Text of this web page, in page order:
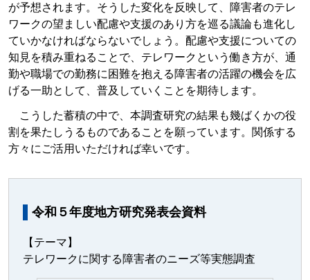
が予想されます。そうした変化を反映して、障害者のテレ
ワークの望ましい配慮や支援のあり方を巡る議論も進化し
ていかなければならないでしょう。配慮や支援についての
知見を積み重ねることで、テレワークという働き方が、通
勤や職場での勤務に困難を抱える障害者の活躍の機会を広
げる一助として、普及していくことを期待します。
こうした蓄積の中で、本調査研究の結果も幾ばくかの役
割を果たしうるものであることを願っています。関係する
方々にご活用いただければ幸いです。
令和５年度地方研究発表会資料
【テーマ】
テレワークに関する障害者のニーズ等実態調査